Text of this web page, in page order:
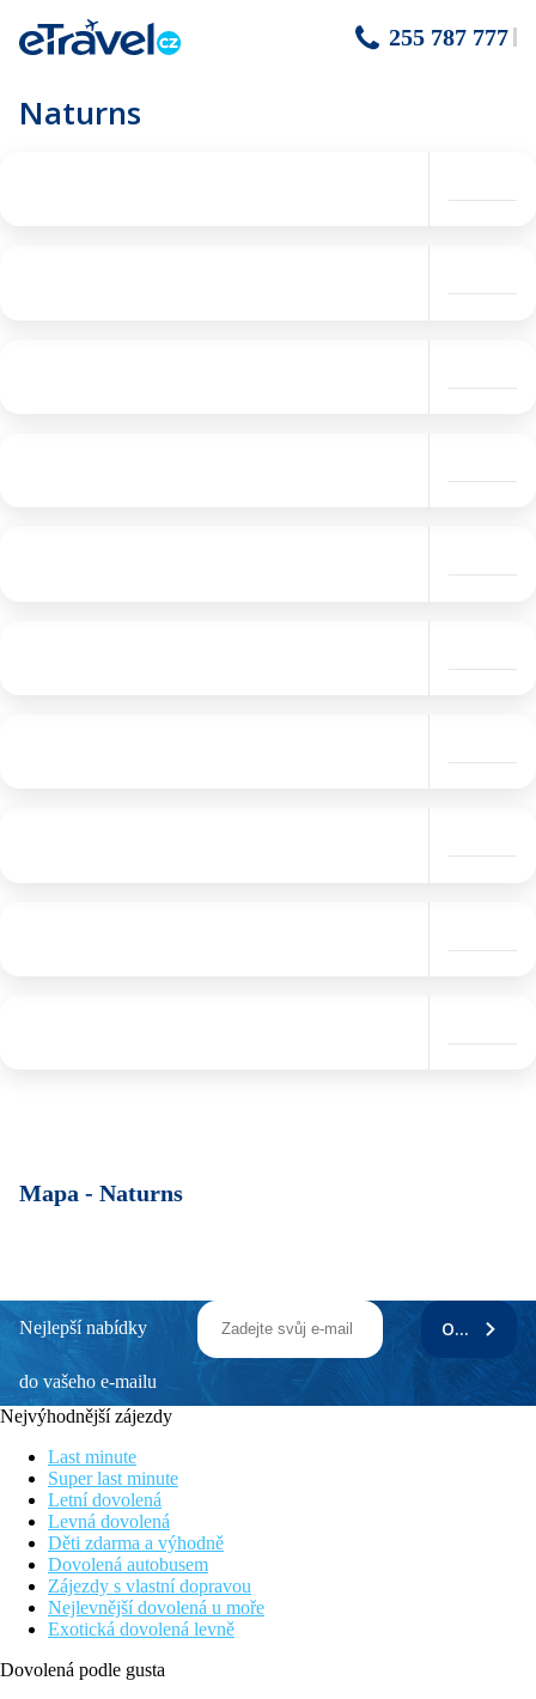
255 787 777
Naturns
Mapa - Naturns
Nejlepší nabídky
do vašeho e-mailu
ODEBÍRAT
Nejvýhodnější zájezdy
Last minute
Super last minute
Letní dovolená
Levná dovolená
Děti zdarma a výhodně
Dovolená autobusem
Zájezdy s vlastní dopravou
Nejlevnější dovolená u moře
Exotická dovolená levně
Dovolená podle gusta